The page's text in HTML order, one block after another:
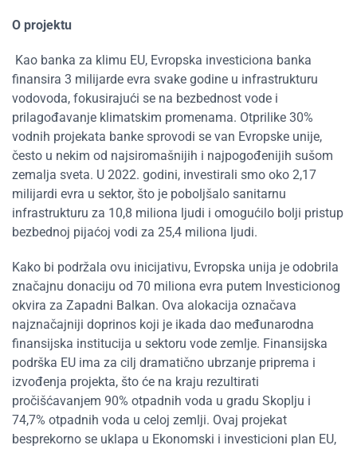
O projektu
Kao banka za klimu EU, Evropska investiciona banka
finansira 3 milijarde evra svake godine u infrastrukturu
vodovoda, fokusirajući se na bezbednost vode i
prilagođavanje klimatskim promenama. Otprilike 30%
vodnih projekata banke sprovodi se van Evropske unije,
često u nekim od najsiromašnijih i najpogođenijih sušom
zemalja sveta. U 2022. godini, investirali smo oko 2,17
milijardi evra u sektor, što je poboljšalo sanitarnu
infrastrukturu za 10,8 miliona ljudi i omogućilo bolji pristup
bezbednoj pijaćoj vodi za 25,4 miliona ljudi.
Kako bi podržala ovu inicijativu, Evropska unija je odobrila
značajnu donaciju od 70 miliona evra putem Investicionog
okvira za Zapadni Balkan. Ova alokacija označava
najznačajniji doprinos koji je ikada dao međunarodna
finansijska institucija u sektoru vode zemlje. Finansijska
podrška EU ima za cilj dramatično ubrzanje priprema i
izvođenja projekta, što će na kraju rezultirati
pročišćavanjem 90% otpadnih voda u gradu Skoplju i
74,7% otpadnih voda u celoj zemlji. Ovaj projekat
besprekorno se uklapa u Ekonomski i investicioni plan EU,